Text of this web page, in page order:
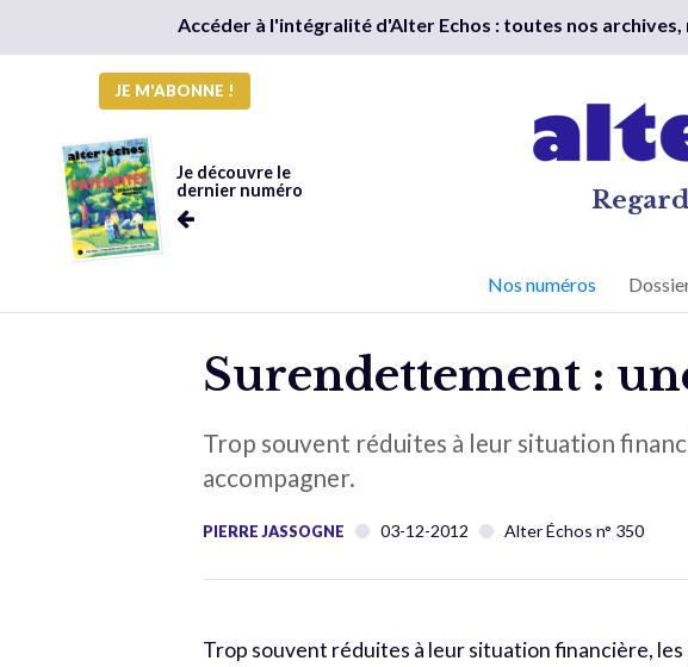
Accéder à l'intégralité d'Alter Echos : toutes nos
JE M'ABONNE !
Je découvre le
dernier numéro
Nos numéros
Surendettement :
Trop souvent réduites à leur situation
accompagner.
PIERRE JASSOGNE 03-12-2012 Alter Échos n° 350
Trop souvent réduites à leur situation financière,